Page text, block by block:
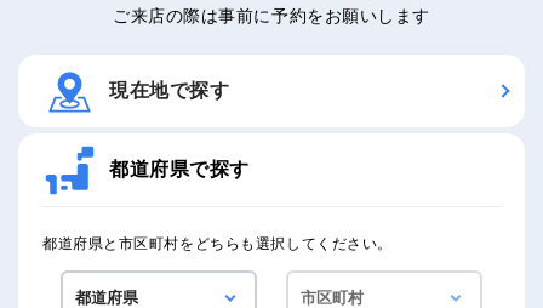
ご来店の際は事前に予約をお願いします
現在地で探す
都道府県で探す
都道府県と市区町村をどちらも選択してください。